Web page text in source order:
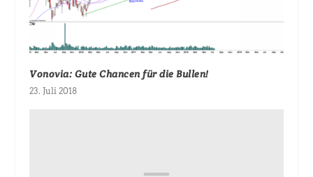
Vonovia: Gute Chancen für die Bullen!
23. Juli 2018